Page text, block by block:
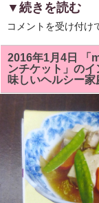
▼続きを読む
今
の
朝
日
新
聞
朝
「房
伝
統
コメントを受け付け
2016年1月4日 「
ンチケット」の
味しいヘルシー